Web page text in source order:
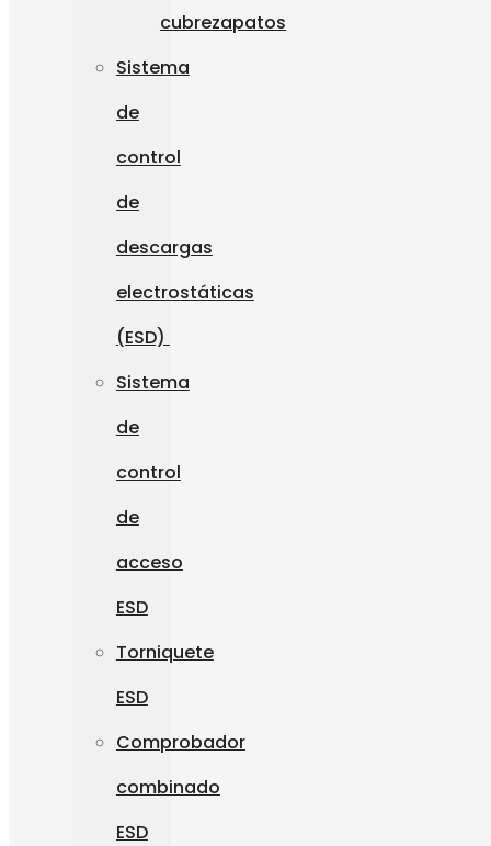
cubrezapatos
Sistema
de
control
de
descargas
electrostáticas
(ESD)
Sistema
de
control
de
acceso
ESD
Torniquete
ESD
Comprobador
combinado
ESD